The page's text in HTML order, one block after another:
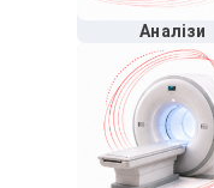
Аналізи